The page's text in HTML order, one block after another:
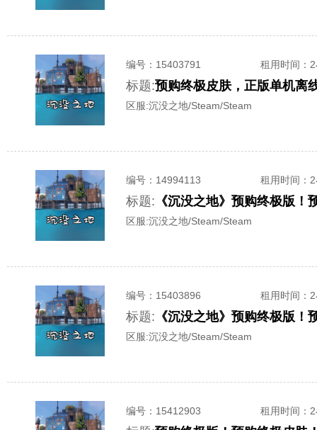
编号： 15403791 租用时间 ：
标题:预购终极皮肤，正版单机离
区服:沉没之地/Steam/Steam
编号： 14994113 租用时间 ：
标题: 《沉没之地》预购终极版
区服:沉没之地/Steam/Steam
编号： 15403896 租用时间 ：
标题: 《沉没之地》预购终极版
区服:沉没之地/Steam/Steam
编号： 15412903 租用时间 ：